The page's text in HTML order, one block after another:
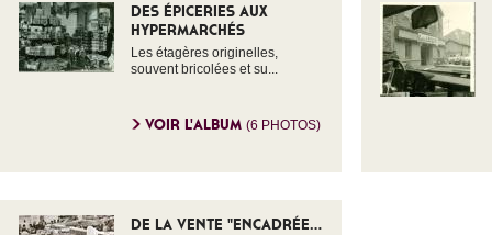
DES ÉPICERIES AUX
HYPERMARCHÉS
Les étagères originelles,
souvent bricolées et su...
VOIR L'ALBUM (6 PHOTOS)
DE LA VENTE "ENCADRÉE...